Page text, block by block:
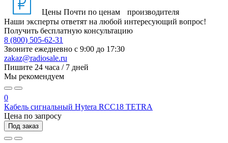
Цены Почти по ценам производителя
Наши эксперты ответят на любой интересующий вопрос!
Получить бесплатную консультацию
8 (800) 505-62-31
Звоните ежедневно с 9:00 до 17:30
zakaz@radiosale.ru
Пишите 24 часа / 7 дней
Мы рекомендуем
0
Кабель сигнальный Hytera RCC18 TETRA
Цена по запросу
Под заказ